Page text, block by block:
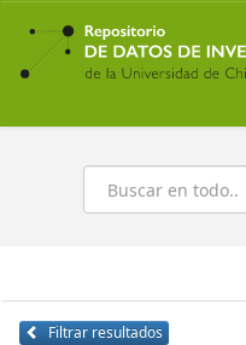
Ir
contenido
principal
Buscar
Filtrar resultados